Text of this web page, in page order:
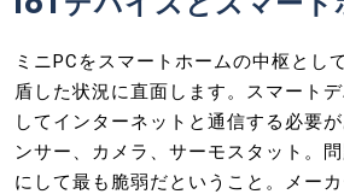
ミニPCをスマートホームの中枢とし
盾した状況に直面します。スマート
してインターネットと通信する必要
ンサー、カメラ、サーモスタット。
にして最も脆弱だということ。メー